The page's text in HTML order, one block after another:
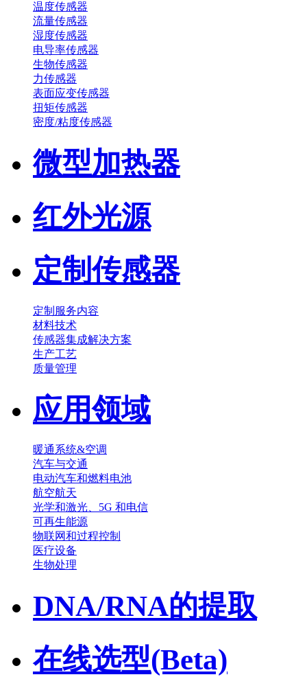
温度传感器
流量传感器
湿度传感器
电导率传感器
生物传感器
力传感器
表面应变传感器
扭矩传感器
密度/粘度传感器
微型加热器
红外光源
定制传感器
定制服务内容
材料技术
传感器集成解决方案
生产工艺
质量管理
应用领域
暖通系统&空调
汽车与交通
电动汽车和燃料电池
航空航天
光学和激光、5G 和电信
可再生能源
物联网和过程控制
医疗设备
生物处理
DNA/RNA的提取
在线选型(Beta)